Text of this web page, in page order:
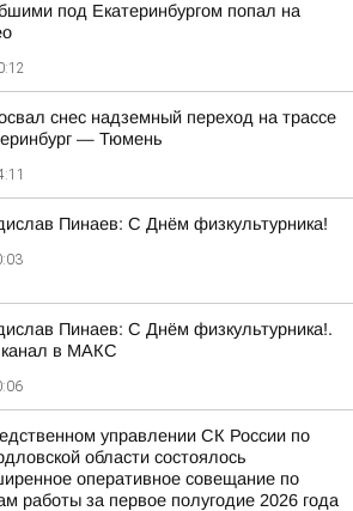
под Екатеринбургом попал на
снес надземный переход на трассе
— Тюмень
Пинаев: С Днём физкультурника!
Пинаев: С Днём физкультурника!.
в МАКС
управлении СК России по
области состоялось
оперативное совещание по
работы за первое полугодие 2026 года